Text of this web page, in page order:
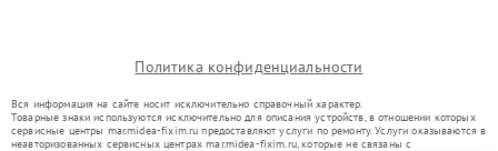
Политика конфиденциальности
Вся информация на сайте носит исключительно справочный характер.
Товарные знаки используются исключительно для описания устройств, в отношении которых
сервисные центры mar.midea-fixim.ru предоставляют услуги по ремонту. Услуги оказываются в
неавторизованных сервисных центрах mar.midea-fixim.ru, которые не связаны с